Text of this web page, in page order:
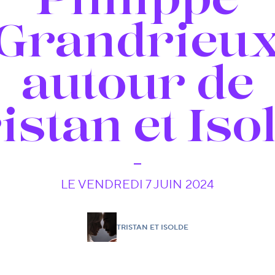
autour de
et
LE VENDREDI 7 JUIN 2024
TRISTAN ET ISOLDE